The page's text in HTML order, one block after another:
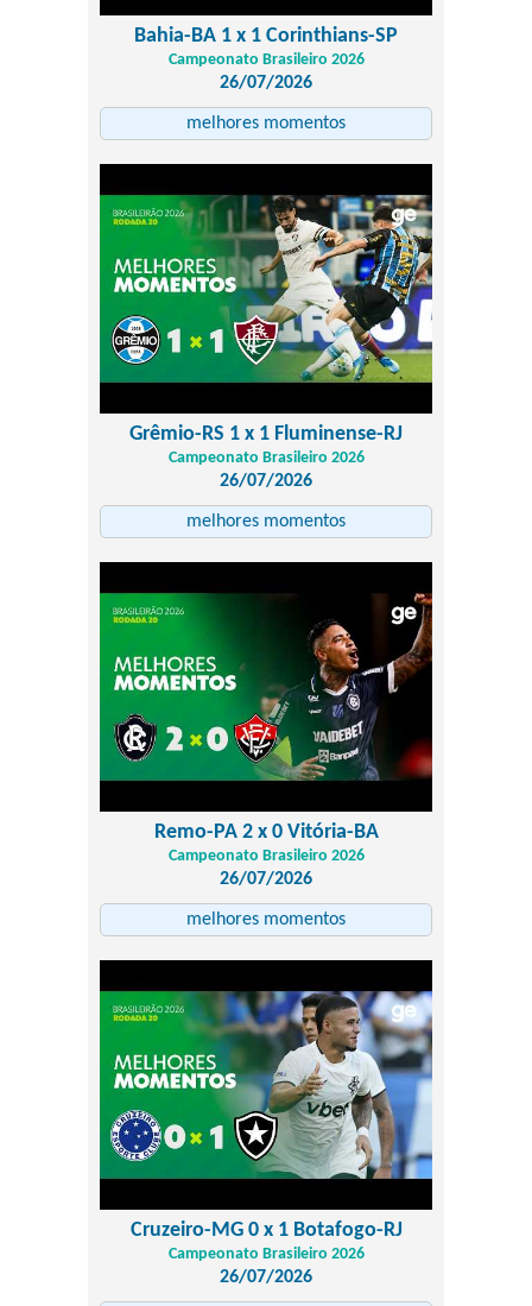
Bahia-BA 1 x 1 Corinthians-SP
Campeonato Brasileiro 2026
26/07/2026
melhores momentos
Grêmio-RS 1 x 1 Fluminense-RJ
Campeonato Brasileiro 2026
26/07/2026
melhores momentos
Remo-PA 2 x 0 Vitória-BA
Campeonato Brasileiro 2026
26/07/2026
melhores momentos
Cruzeiro-MG 0 x 1 Botafogo-RJ
Campeonato Brasileiro 2026
26/07/2026